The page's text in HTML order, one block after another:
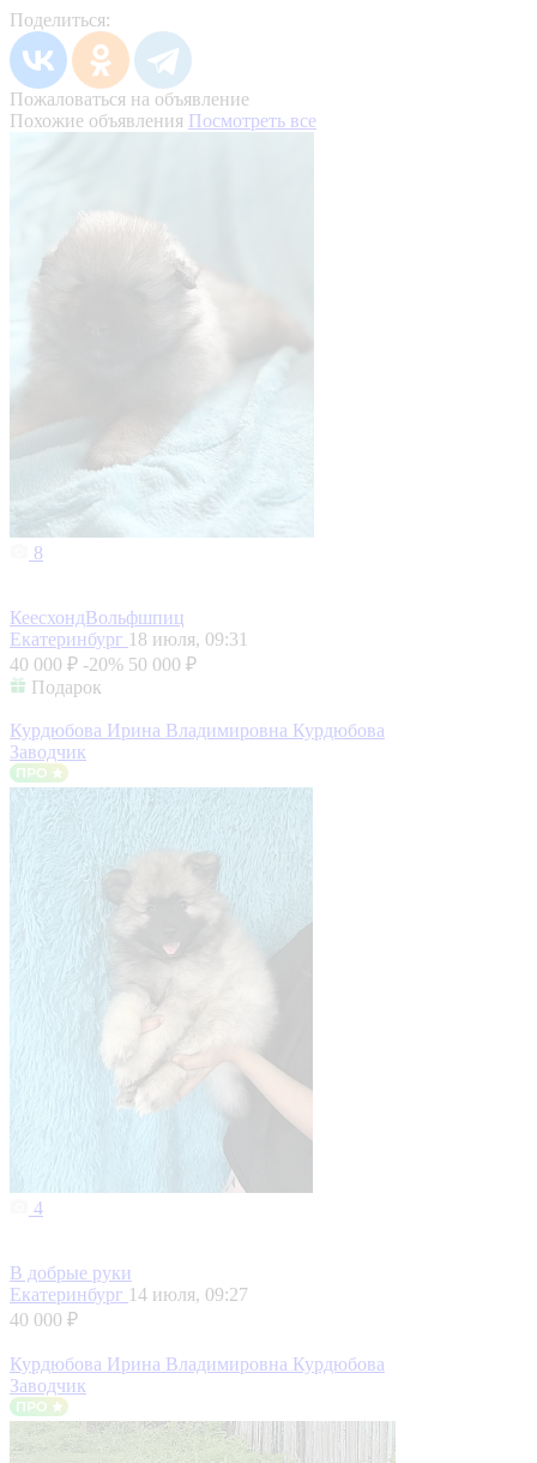
Поделиться:
Пожаловаться на объявление
Похожие объявления Посмотреть все
8
КеесхондВольфшпиц
Екатеринбург 18 июля, 09:31
40 000 ₽ -20% 50 000 ₽
Подарок
Курдюбова Ирина Владимировна Курдюбова
Заводчик
4
В добрые руки
Екатеринбург 14 июля, 09:27
40 000 ₽
Курдюбова Ирина Владимировна Курдюбова
Заводчик